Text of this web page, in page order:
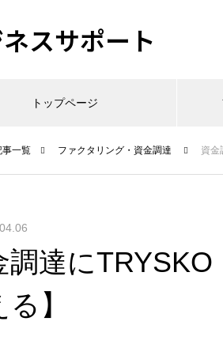
スサポート
トップページ
事一覧 ファクタリング・資金調達 資金
調達に
】